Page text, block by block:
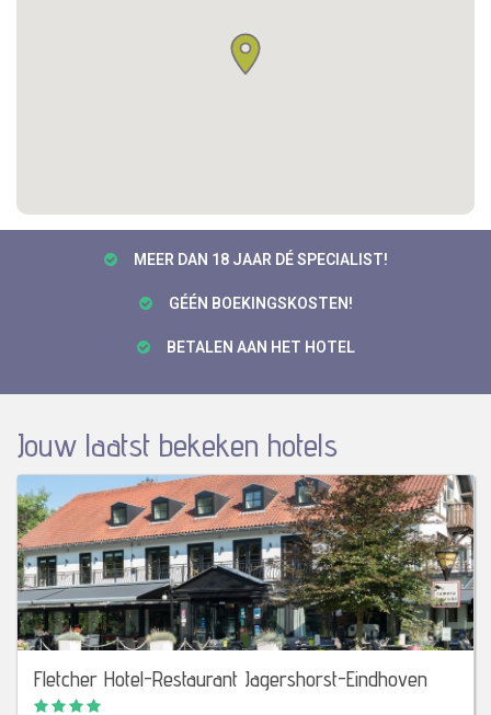
MEER DAN 18 JAAR DÉ SPECIALIST!
GÉÉN BOEKINGSKOSTEN!
BETALEN AAN HET HOTEL
Jouw laatst bekeken hotels
Fletcher Hotel-Restaurant Jagershorst-Eindhoven